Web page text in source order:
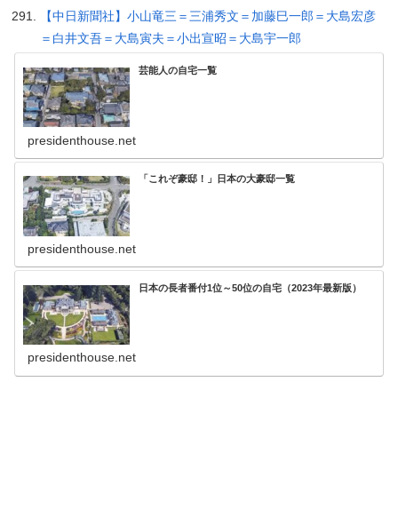
【中日新聞社】小山竜三＝三浦秀文＝加藤巳一郎＝大島宏彦
＝白井文吾＝大島寅夫＝小出宣昭＝大島宇一郎
芸能人の自宅一覧
presidenthouse.net
「これぞ豪邸！」日本の大豪邸一覧
presidenthouse.net
日本の長者番付1位～50位の自宅（2023年最新版）
presidenthouse.net